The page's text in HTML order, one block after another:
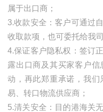
属于出口商；
3.收款安全：客户可通过
收取款项，也可委托给我
4.保证客户隐私权：签订
露出口商及其买家客户
动，再此郑重承诺，我
易、转口物流供应商；
5.清关安全：目的港海关